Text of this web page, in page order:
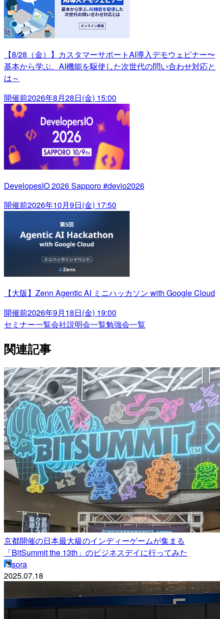
【8/28（金）】カスタマーサポートAI導入デモウェビナー〜
基本から学ぶ、AI機能を駆使した次世代の問い合わせ対応と
は～
開催前2026年8月28日(金) 15:00
DevelopesIO 2026 Sapporo #devio2026
開催前2026年10月9日(金) 17:50
【大阪】Zenn Agentic AI ミニハッカソン with Google Cloud
開催前2026年9月18日(金) 19:00
セミナー一覧会社説明会一覧勉強会一覧
関連記事
京都開催の日本最大級のインディーゲームが集まる
「BitSummit the 13th」のビジネスデイに行ってみた
sora
2025.07.18